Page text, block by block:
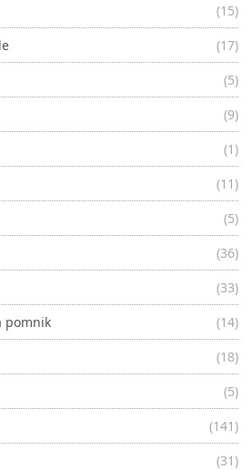
(15)
(17)
(5)
(9)
(1)
(11)
(5)
(36)
(33)
pomnik
(14)
(18)
(5)
(141)
(31)